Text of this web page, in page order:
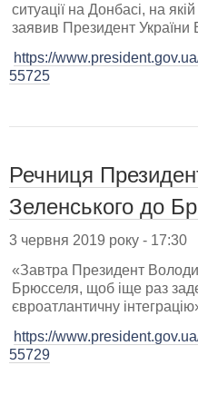
ситуації на Донбасі, на
заявив Президент України
https://
55725
Речниця
Зеленського до
3 червня 2019 року - 17:30
«Завтра Президент
Брюсселя, щоб іще раз
євроатлантичну
https://
55729